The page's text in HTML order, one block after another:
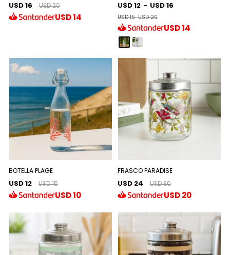
USD 16 USD 20
USD14
USD 12 - USD 16
USD 15-USD 20
USD14
BOTELLA PLAGE
USD 12 USD 15
USD10
FRASCO PARADISE
USD 24 USD 30
USD20